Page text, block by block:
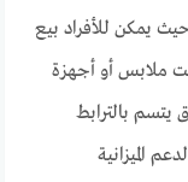
يمكن للأفراد بيع
ملابس أو أجهزة
يتسم بالترابط
الميزانية